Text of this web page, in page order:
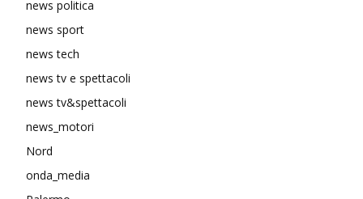
news politica
news sport
news tech
news tv e spettacoli
news tv&spettacoli
news_motori
Nord
onda_media